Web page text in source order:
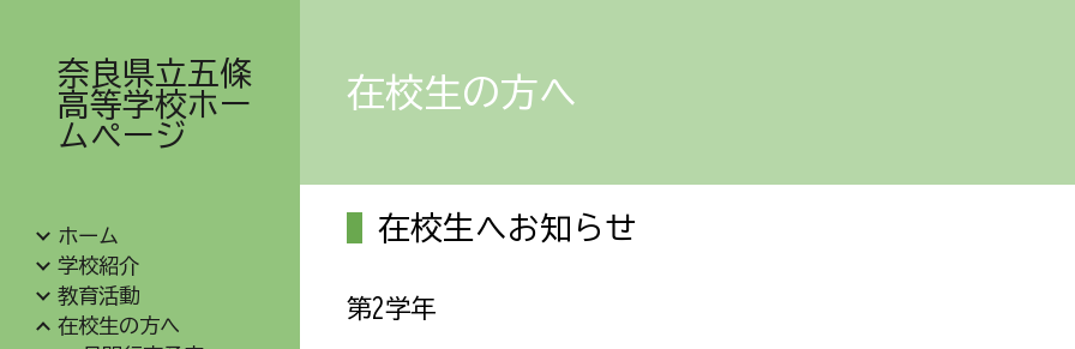
奈良県立五條
高等学校ホー
ムページ
ホーム
学校紹介
教育活動
在校生の方へ
在校生の方へ
在校生へお知らせ
第2学年